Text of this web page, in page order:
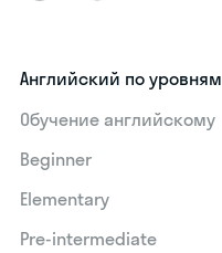
Английский по уровням
Обучение английскому
Beginner
Elementary
Pre-intermediate